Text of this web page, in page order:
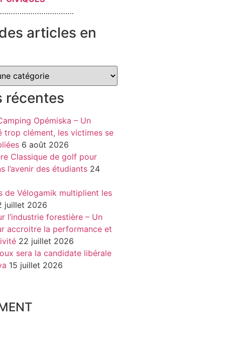
articles en
récentes
Opémiska – Un
trop clément, les victimes se
6 août 2026
Classique de golf pour
l’avenir des étudiants 24
de Vélogamik multiplient les
juillet 2026
l’industrie forestière – Un
accroitre la performance et
22 juillet 2026
sera la candidate libérale
15 juillet 2026